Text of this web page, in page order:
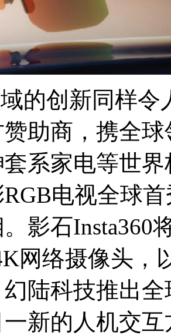
的创新同样令
助商，携全
系家电等世
电视全球
影石Insta360
网络摄像头，
陆科技推出
新的人机交